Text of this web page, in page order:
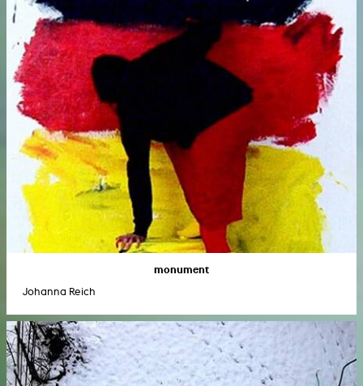
monument
Johanna Reich